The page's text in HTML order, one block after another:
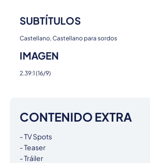
SUBTÍTULOS
Castellano, Castellano para sordos
IMAGEN
2.39:1 (16/9)
CONTENIDO EXTRA
- TV Spots
- Teaser
- Tráiler